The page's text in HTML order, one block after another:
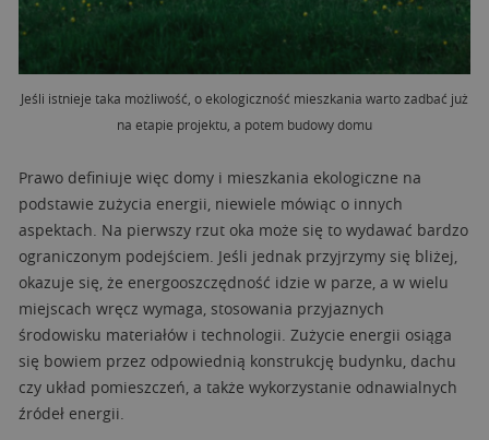
Jeśli istnieje taka możliwość, o ekologiczność mieszkania warto zadbać już
na etapie projektu, a potem budowy domu
Prawo definiuje więc domy i mieszkania ekologiczne na
podstawie zużycia energii, niewiele mówiąc o innych
aspektach. Na pierwszy rzut oka może się to wydawać bardzo
ograniczonym podejściem. Jeśli jednak przyjrzymy się bliżej,
okazuje się, że energooszczędność idzie w parze, a w wielu
miejscach wręcz wymaga, stosowania przyjaznych
środowisku materiałów i technologii. Zużycie energii osiąga
się bowiem przez odpowiednią konstrukcję budynku, dachu
czy układ pomieszczeń, a także wykorzystanie odnawialnych
źródeł energii.